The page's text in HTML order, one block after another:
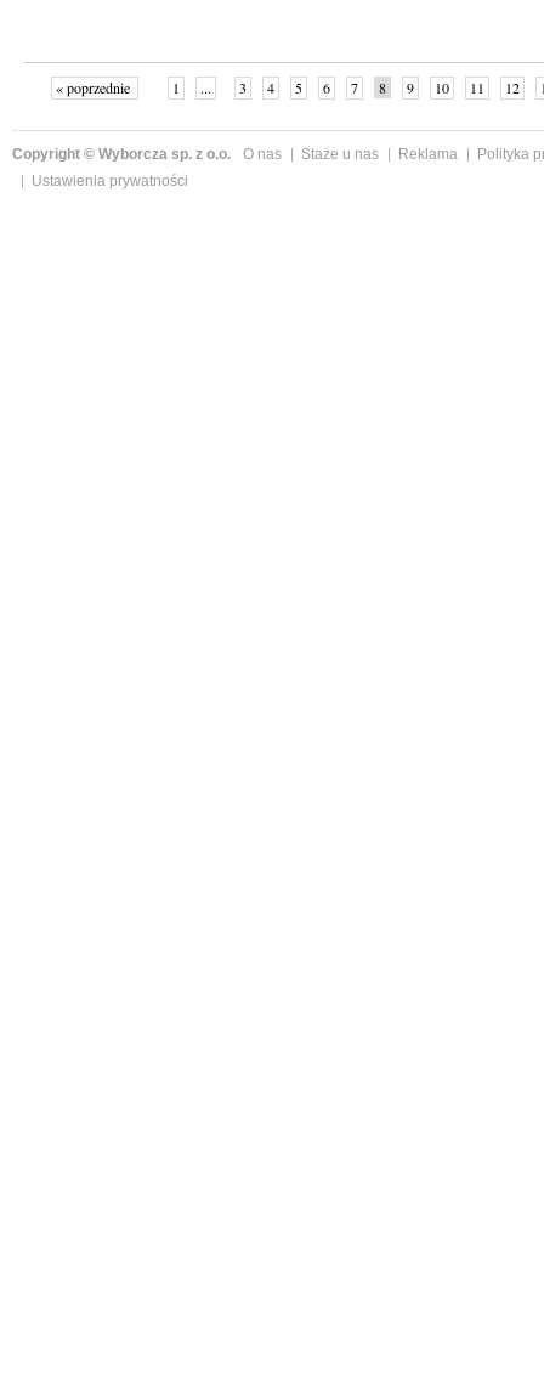
« poprzednie 1 ... 3 4 5 6 7 8 9 10 11 12
Copyright © Wyborcza sp. z o.o. O nas Staże u nas Reklama
Polityka
Ustawienia prywatności